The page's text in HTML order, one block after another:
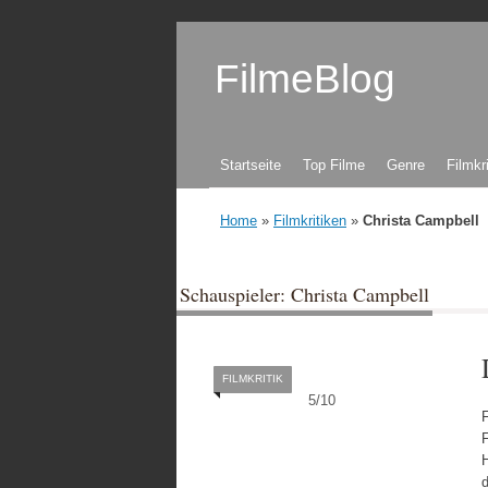
FilmeBlog
Zum Inhalt springen
Startseite Top Filme Genre
Home » Filmkritiken » Christa Campbell
Schauspieler: Christa Campbell
5/10
FILMKRITIK